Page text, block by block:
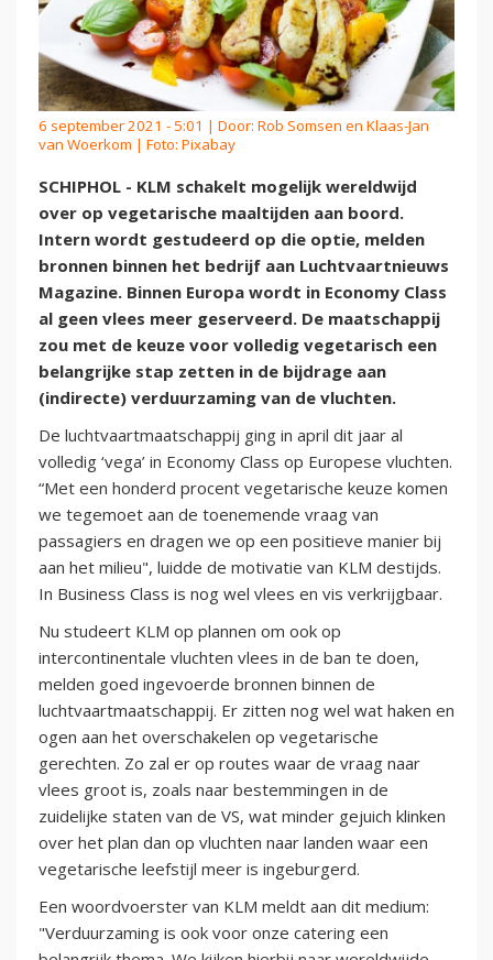
6 september 2021 - 5:01 | Door: Rob Somsen en Klaas-Jan
van Woerkom | Foto: Pixabay
SCHIPHOL - KLM schakelt mogelijk wereldwijd
over op vegetarische maaltijden aan boord.
Intern wordt gestudeerd op die optie, melden
bronnen binnen het bedrijf aan Luchtvaartnieuws
Magazine. Binnen Europa wordt in Economy Class
al geen vlees meer geserveerd. De maatschappij
zou met de keuze voor volledig vegetarisch een
belangrijke stap zetten in de bijdrage aan
(indirecte) verduurzaming van de vluchten.
De luchtvaartmaatschappij ging in april dit jaar al
volledig ‘vega’ in Economy Class op Europese vluchten.
“Met een honderd procent vegetarische keuze komen
we tegemoet aan de toenemende vraag van
passagiers en dragen we op een positieve manier bij
aan het milieu", luidde de motivatie van KLM destijds.
In Business Class is nog wel vlees en vis verkrijgbaar.
Nu studeert KLM op plannen om ook op
intercontinentale vluchten vlees in de ban te doen,
melden goed ingevoerde bronnen binnen de
luchtvaartmaatschappij. Er zitten nog wel wat haken en
ogen aan het overschakelen op vegetarische
gerechten. Zo zal er op routes waar de vraag naar
vlees groot is, zoals naar bestemmingen in de
zuidelijke staten van de VS, wat minder gejuich klinken
over het plan dan op vluchten naar landen waar een
vegetarische leefstijl meer is ingeburgerd.
Een woordvoerster van KLM meldt aan dit medium:
"Verduurzaming is ook voor onze catering een